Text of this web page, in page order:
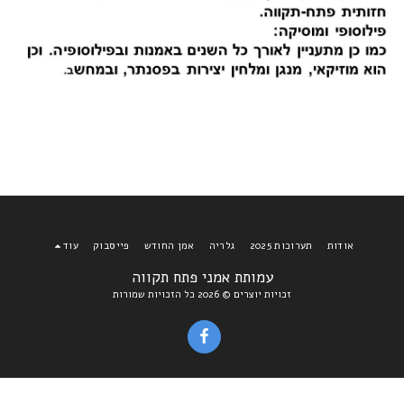
עמותת אמני פתח תקווה
זכויות יוצרים © 2026 כל הזכויות שמורות
אודות תערוכות 2025 גלריה אמן החודש פייסבוק עוד